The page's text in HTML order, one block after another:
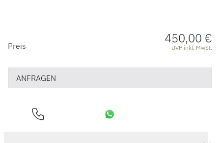
PREISINFORMATIONEN
Preis 450,00 €
UVP inkl. MwSt.
ANFRAGEN